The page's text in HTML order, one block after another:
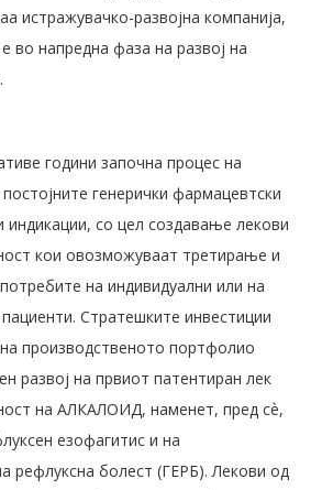
истражувачко-развојна компанија,
во напредна фаза на развој на
години започна процес на
генерички фармацевтски
индикации, со цел создавање лекови
кои овозможуваат третирање и
на индивидуални или на
Стратешките инвестиции
производственото портфолио
развој на првиот патентиран лек
на АЛКАЛОИД, наменет, пред сѐ,
езофагитис и на
рефлуксна болест (ГЕРБ). Лекови од